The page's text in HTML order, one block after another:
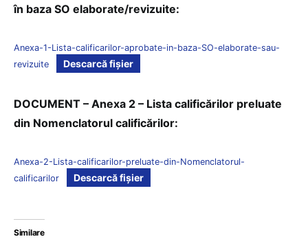
în baza SO elaborate/revizuite:
Anexa-1-Lista-calificarilor-aprobate-in-baza-SO-elaborate-sau-
revizuite
Descarcă fișier
DOCUMENT – Anexa 2 – Lista calificărilor preluate
din Nomenclatorul calificărilor:
Anexa-2-Lista-calificarilor-preluate-din-Nomenclatorul-
calificarilor
Descarcă fișier
Similare